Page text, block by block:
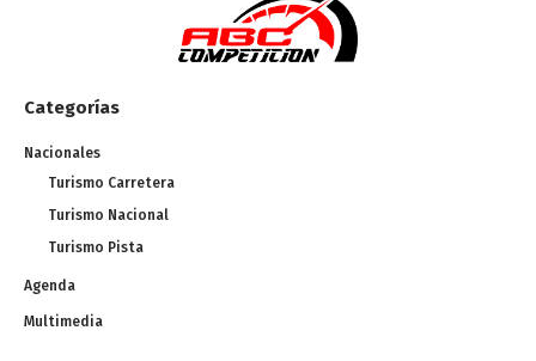
Categorías
Nacionales
Turismo Carretera
Turismo Nacional
Turismo Pista
Agenda
Multimedia